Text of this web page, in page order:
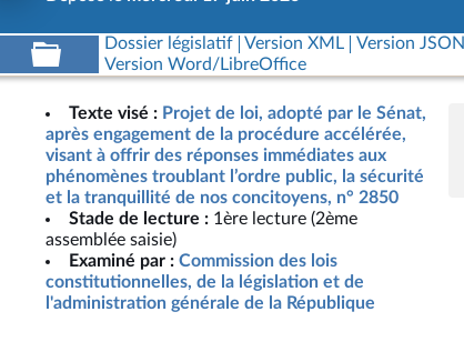
Dossier législatif Version XML Version JSON
Version Word/LibreOffice
Texte visé : Projet de loi, adopté par le Sénat,
après engagement de la procédure accélérée,
visant à offrir des réponses immédiates aux
phénomènes troublant l’ordre public, la sécurité
et la tranquillité de nos concitoyens, n° 2850
Stade de lecture : 1ère lecture (2ème
assemblée saisie)
Examiné par : Commission des lois
constitutionnelles, de la législation et de
l'administration générale de la République